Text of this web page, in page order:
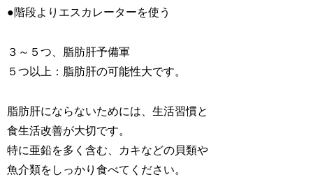
●階段よりエスカレーターを使う
３～５つ、脂肪肝予備軍
５つ以上：脂肪肝の可能性大です。
脂肪肝にならないためには、生活習慣と
食生活改善が大切です。
特に亜鉛を多く含む、カキなどの貝類や
魚介類をしっかり食べてください。